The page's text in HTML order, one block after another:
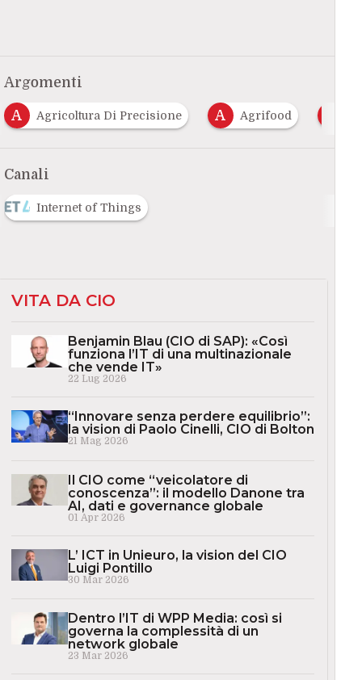
Argomenti
Di Precisione A Agrifood M Made In Italy
Canali
Internet of Things
VITA DA CIO
Benjamin Blau (CIO di SAP): «Così
funziona l’IT di una multinazionale
che vende IT»
22 Lug 2026
“Innovare senza perdere equilibrio”:
la vision di Paolo Cinelli, CIO di Bolton
21 Mag 2026
Il CIO come “veicolatore di
conoscenza”: il modello Danone tra
AI, dati e governance globale
01 Apr 2026
L’ ICT in Unieuro, la vision del CIO
Luigi Pontillo
30 Mar 2026
Dentro l’IT di WPP Media: così si
governa la complessità di un
network globale
23 Mar 2026